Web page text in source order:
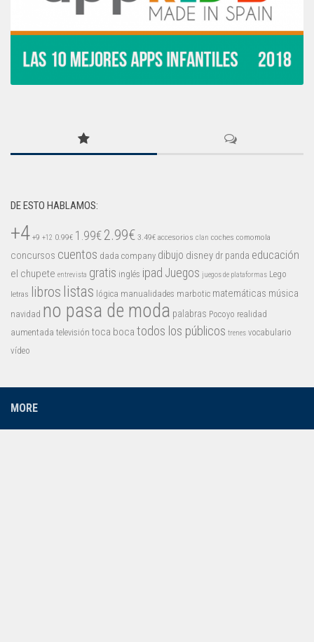
DE ESTO HABLAMOS:
+4 +9 +12 0.99€ 1.99€ 2.99€ 3.49€ accesorios clan coches comomola
concursos cuentos dada company dibujo disney dr panda educación
el chupete entrevista gratis inglés ipad Juegos juegos de plataformas Lego
letras libros listas lógica manualidades marbotic matemáticas música
navidad no pasa de moda palabras Pocoyo realidad
aumentada televisión toca boca todos los públicos trenes vocabulario
vídeo
MORE